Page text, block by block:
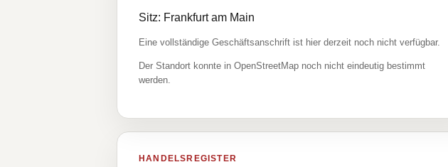
Sitz: Frankfurt am Main
Eine vollständige Geschäftsanschrift ist hier derzeit noch nicht verfügbar.
Der Standort konnte in OpenStreetMap noch nicht eindeutig bestimmt
werden.
HANDELSREGISTER